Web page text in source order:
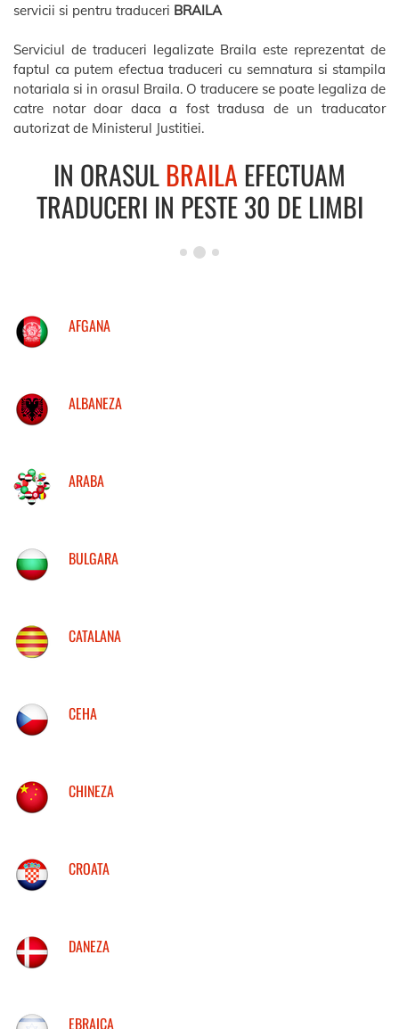
servicii si pentru traduceri BRAILA
Serviciul de traduceri legalizate Braila este reprezentat de
faptul ca putem efectua traduceri cu semnatura si stampila
notariala si in orasul Braila. O traducere se poate legaliza de
catre notar doar daca a fost tradusa de un traducator
autorizat de Ministerul Justitiei.
IN ORASULBRAILA EFECTUAM
TRADUCERI IN PESTE 30 DE LIMBI
AFGANA
ALBANEZA
ARABA
BULGARA
CATALANA
CEHA
CHINEZA
CROATA
DANEZA
EBRAICA